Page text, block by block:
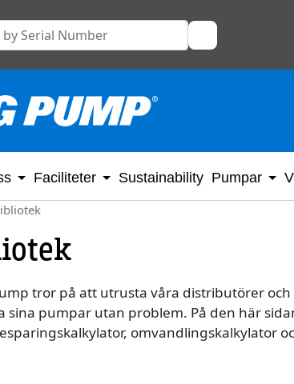
Faciliteter Sustainability Pumpar
tror på att utrusta våra distributörer
sina pumpar utan problem. På den här
omvandlingskalkylator